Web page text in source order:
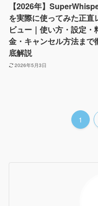
【2026年】
を実際に使ってみた正直
ビュー｜使い方・設定・
金・キャンセル方法まで
底解説
2026年5月3日
1